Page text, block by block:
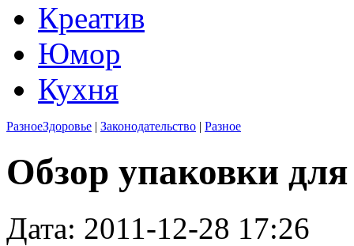
Креатив
Юмор
Кухня
РазноеЗдоровье | Законодательство | Разное
Обзор упаковки
Дата: 2011-12-28 17:26